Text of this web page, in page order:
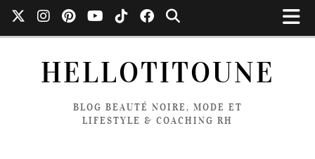
HELLOTITOUNE
BLOG BEAUTÉ NOIRE, MODE ET
LIFESTYLE & COACHING RH